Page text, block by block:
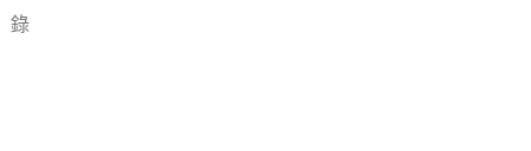
章
錄